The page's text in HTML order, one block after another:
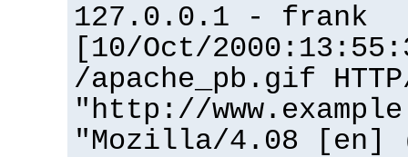
127.0.0.1 - frank
[10/Oct/
/apache_pb.gif
"http://
"Mozilla/4.08 [en]